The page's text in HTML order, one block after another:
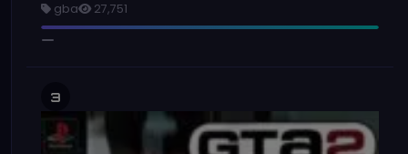
gba 27,751
3